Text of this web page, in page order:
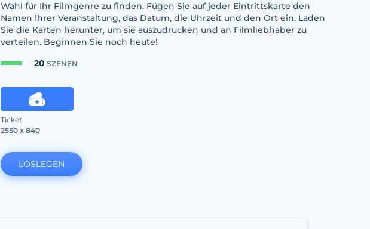
Wahl für Ihr Filmgenre zu finden. Fügen Sie auf jeder Eintrittskarte den
Namen Ihrer Veranstaltung, das Datum, die Uhrzeit und den Ort ein. Laden
Sie die Karten herunter, um sie auszudrucken und an Filmliebhaber zu
verteilen. Beginnen Sie noch heute!
20 SZENEN
Ticket
2550 x 840
LOSLEGEN